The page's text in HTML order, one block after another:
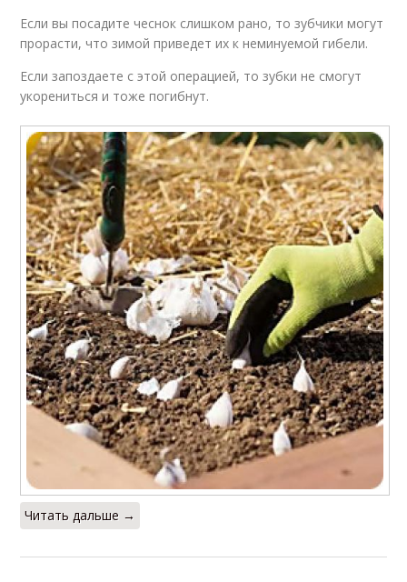
Если вы посадите чеснок слишком рано, то зубчики могут
прорасти, что зимой приведет их к неминуемой гибели.
Если запоздаете с этой операцией, то зубки не смогут
укорениться и тоже погибнут.
Читать дальше →